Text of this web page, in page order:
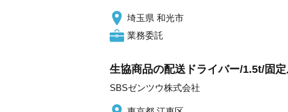
埼玉県 和光市
業務委託
生協商品の配送ドライバー/1.5t/固
SBSゼンツウ株式会社